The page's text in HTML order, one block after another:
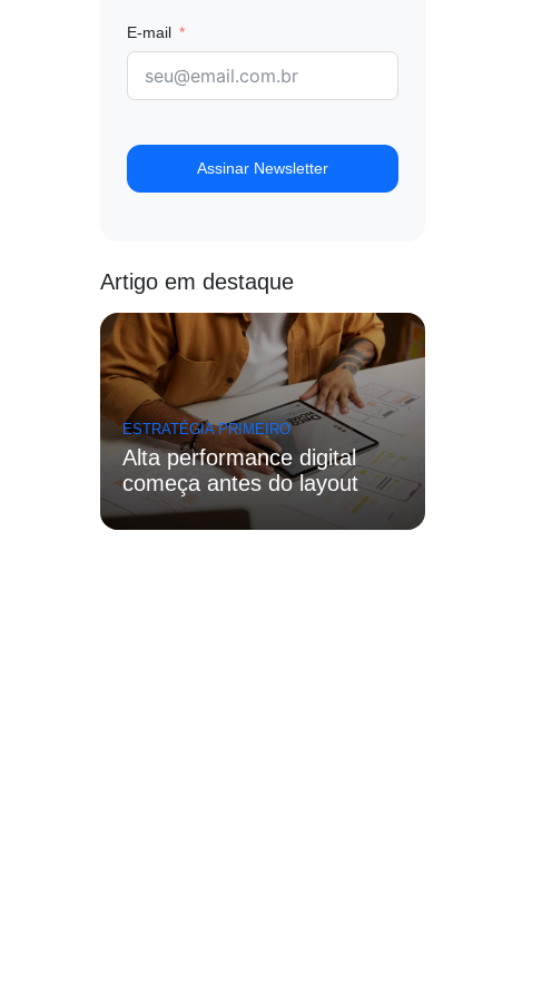
E-mail
Assinar Newsletter
Artigo em destaque
ESTRATÉGIA PRIMEIRO
Alta performance digital
começa antes do layout